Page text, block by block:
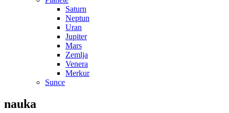
Saturn
Neptun
Uran
Jupiter
Mars
Zemlja
Venera
Merkur
Sunce
nauka